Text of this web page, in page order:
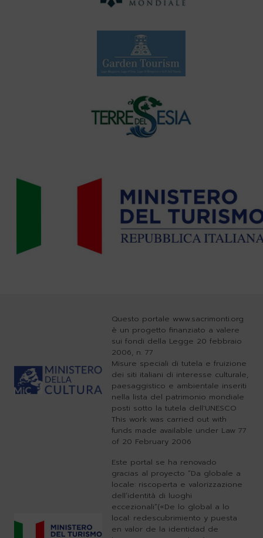
Questo portale www.sacrimonti.org
è un progetto finanziato a valere
sui fondi della Legge 20 febbraio
2006, n. 77
Misure speciali di tutela e fruizione
dei siti italiani di interesse culturale,
paesaggistico e ambientale inseriti
nella lista del patrimonio mondiale
posti sotto la tutela dell'UNESCO
This work was carried out with
funds made available under Law 77
of 20 February 2006
Este portal se ha renovado
gracias al proyecto “Da globale a
locale: riscoperta e valorizzazione
dell’identità di luoghi
eccezionali”(«De lo global a lo
local: redescubrimiento y puesta
en valor de la identidad de